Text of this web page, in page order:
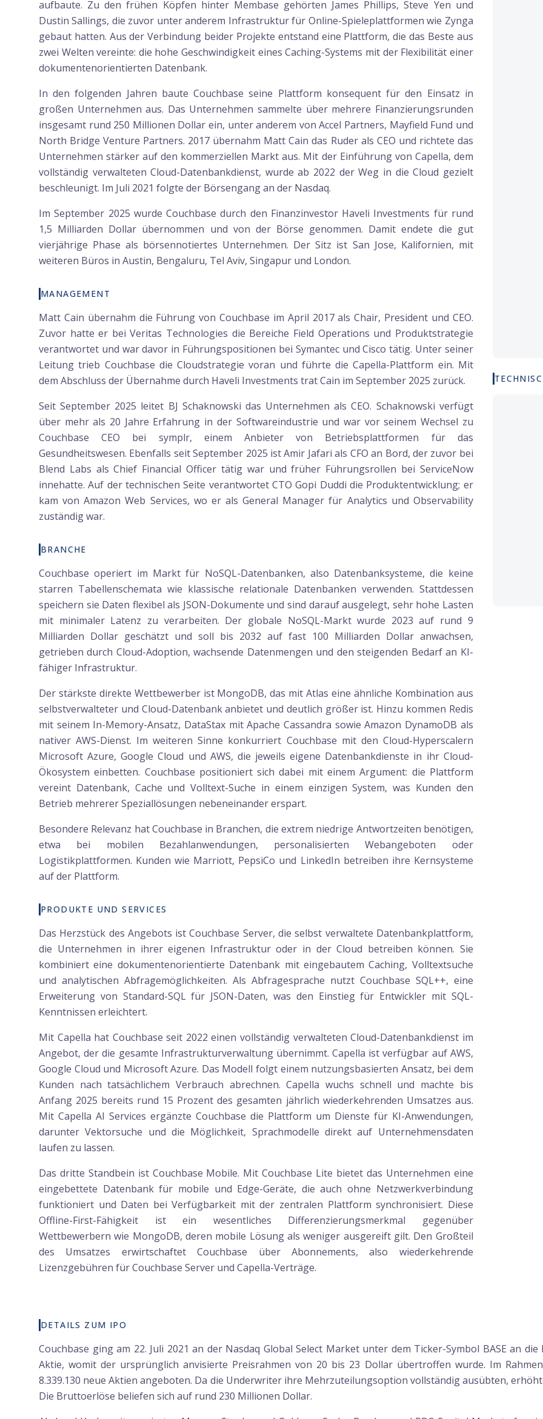
aufbaute. Zu den frühen Köpfen hinter Membase gehörten James Phillips, Steve Yen und
Dustin Sallings, die zuvor unter anderem Infrastruktur für Online-Spieleplattformen wie Zynga
gebaut hatten. Aus der Verbindung beider Projekte entstand eine Plattform, die das Beste aus
zwei Welten vereinte: die hohe Geschwindigkeit eines Caching-Systems mit der Flexibilität einer
dokumentenorientierten Datenbank.
In den folgenden Jahren baute Couchbase seine Plattform konsequent für den Einsatz in
großen Unternehmen aus. Das Unternehmen sammelte über mehrere Finanzierungsrunden
insgesamt rund 250 Millionen Dollar ein, unter anderem von Accel Partners, Mayfield Fund und
North Bridge Venture Partners. 2017 übernahm Matt Cain das Ruder als CEO und richtete das
Unternehmen stärker auf den kommerziellen Markt aus. Mit der Einführung von Capella, dem
vollständig verwalteten Cloud-Datenbankdienst, wurde ab 2022 der Weg in die Cloud gezielt
beschleunigt. Im Juli 2021 folgte der Börsengang an der Nasdaq.
Im September 2025 wurde Couchbase durch den Finanzinvestor Haveli Investments für rund
1,5 Milliarden Dollar übernommen und von der Börse genommen. Damit endete die gut
vierjährige Phase als börsennotiertes Unternehmen. Der Sitz ist San Jose, Kalifornien, mit
weiteren Büros in Austin, Bengaluru, Tel Aviv, Singapur und London.
MANAGEMENT
Matt Cain übernahm die Führung von Couchbase im April 2017 als Chair, President und CEO.
Zuvor hatte er bei Veritas Technologies die Bereiche Field Operations und Produktstrategie
verantwortet und war davor in Führungspositionen bei Symantec und Cisco tätig. Unter seiner
Leitung trieb Couchbase die Cloudstrategie voran und führte die Capella-Plattform ein. Mit
dem Abschluss der Übernahme durch Haveli Investments trat Cain im September 2025 zurück.
Seit September 2025 leitet BJ Schaknowski das Unternehmen als CEO. Schaknowski verfügt
über mehr als 20 Jahre Erfahrung in der Softwareindustrie und war vor seinem Wechsel zu
Couchbase CEO bei symplr, einem Anbieter von Betriebsplattformen für das
Gesundheitswesen. Ebenfalls seit September 2025 ist Amir Jafari als CFO an Bord, der zuvor bei
Blend Labs als Chief Financial Officer tätig war und früher Führungsrollen bei ServiceNow
innehatte. Auf der technischen Seite verantwortet CTO Gopi Duddi die Produktentwicklung; er
kam von Amazon Web Services, wo er als General Manager für Analytics und Observability
zuständig war.
BRANCHE
Couchbase operiert im Markt für NoSQL-Datenbanken, also Datenbanksysteme, die keine
starren Tabellenschemata wie klassische relationale Datenbanken verwenden. Stattdessen
speichern sie Daten flexibel als JSON-Dokumente und sind darauf ausgelegt, sehr hohe Lasten
mit minimaler Latenz zu verarbeiten. Der globale NoSQL-Markt wurde 2023 auf rund 9
Milliarden Dollar geschätzt und soll bis 2032 auf fast 100 Milliarden Dollar anwachsen,
getrieben durch Cloud-Adoption, wachsende Datenmengen und den steigenden Bedarf an KI-
fähiger Infrastruktur.
Der stärkste direkte Wettbewerber ist MongoDB, das mit Atlas eine ähnliche Kombination aus
selbstverwalteter und Cloud-Datenbank anbietet und deutlich größer ist. Hinzu kommen Redis
mit seinem In-Memory-Ansatz, DataStax mit Apache Cassandra sowie Amazon DynamoDB als
nativer AWS-Dienst. Im weiteren Sinne konkurriert Couchbase mit den Cloud-Hyperscalern
Microsoft Azure, Google Cloud und AWS, die jeweils eigene Datenbankdienste in ihr Cloud-
Ökosystem einbetten. Couchbase positioniert sich dabei mit einem Argument: die Plattform
vereint Datenbank, Cache und Volltext-Suche in einem einzigen System, was Kunden den
Betrieb mehrerer Speziallösungen nebeneinander erspart.
Besondere Relevanz hat Couchbase in Branchen, die extrem niedrige Antwortzeiten benötigen,
etwa bei mobilen Bezahlanwendungen, personalisierten Webangeboten oder
Logistikplattformen. Kunden wie Marriott, PepsiCo und LinkedIn betreiben ihre Kernsysteme
auf der Plattform.
PRODUKTE UND SERVICES
Das Herzstück des Angebots ist Couchbase Server, die selbst verwaltete Datenbankplattform,
die Unternehmen in ihrer eigenen Infrastruktur oder in der Cloud betreiben können. Sie
kombiniert eine dokumentenorientierte Datenbank mit eingebautem Caching, Volltextsuche
und analytischen Abfragemöglichkeiten. Als Abfragesprache nutzt Couchbase SQL++, eine
Erweiterung von Standard-SQL für JSON-Daten, was den Einstieg für Entwickler mit SQL-
Kenntnissen erleichtert.
Mit Capella hat Couchbase seit 2022 einen vollständig verwalteten Cloud-Datenbankdienst im
Angebot, der die gesamte Infrastrukturverwaltung übernimmt. Capella ist verfügbar auf AWS,
Google Cloud und Microsoft Azure. Das Modell folgt einem nutzungsbasierten Ansatz, bei dem
Kunden nach tatsächlichem Verbrauch abrechnen. Capella wuchs schnell und machte bis
Anfang 2025 bereits rund 15 Prozent des gesamten jährlich wiederkehrenden Umsatzes aus.
Mit Capella AI Services ergänzte Couchbase die Plattform um Dienste für KI-Anwendungen,
darunter Vektorsuche und die Möglichkeit, Sprachmodelle direkt auf Unternehmensdaten
laufen zu lassen.
Das dritte Standbein ist Couchbase Mobile. Mit Couchbase Lite bietet das Unternehmen eine
eingebettete Datenbank für mobile und Edge-Geräte, die auch ohne Netzwerkverbindung
funktioniert und Daten bei Verfügbarkeit mit der zentralen Plattform synchronisiert. Diese
Offline-First-Fähigkeit ist ein wesentliches Differenzierungsmerkmal gegenüber
Wettbewerbern wie MongoDB, deren mobile Lösung als weniger ausgereift gilt. Den Großteil
des Umsatzes erwirtschaftet Couchbase über Abonnements, also wiederkehrende
Lizenzgebühren für Couchbase Server und Capella-Verträge.
DETAILS ZUM IPO
Couchbase ging am 22. Juli 2021 an der Nasdaq Global Select Market unter dem Ticker-Symbol BASE an
Aktie, womit der ursprünglich anvisierte Preisrahmen von 20 bis 23 Dollar übertroffen wurde. Im
8.339.130 neue Aktien angeboten. Da die Underwriter ihre Mehrzuteilungsoption vollständig ausübten,
Die Bruttoerlöse beliefen sich auf rund 230 Millionen Dollar.